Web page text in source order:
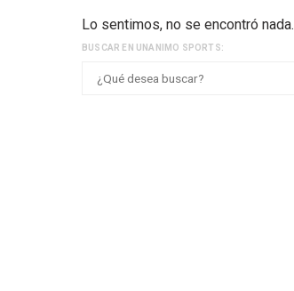
Lo sentimos, no se encontró nada.
BUSCAR EN UNANIMO SPORTS: